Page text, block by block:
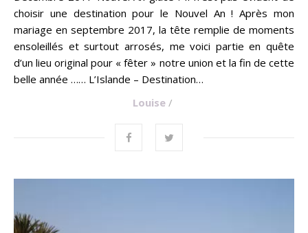
choisir une destination pour le Nouvel An ! Après mon
mariage en septembre 2017, la tête remplie de moments
ensoleillés et surtout arrosés, me voici partie en quête
d’un lieu original pour « fêter » notre union et la fin de cette
belle année …… L’Islande – Destination…
Louise /